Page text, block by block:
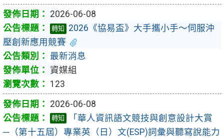
2026-06-08
轉知
2026《協易盃》大手攜小手～伺服沖
壓創新應用競賽
最新消息
資媒組
123
2026-06-08
轉知
「華人資訊語文競技與創意設計大賞
─（第十五屆）專業英（日）文(ESP)詞彙與聽寫說能力